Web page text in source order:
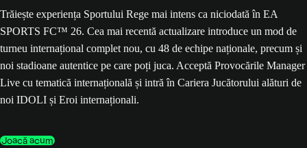
Trăiește experiența Sportului Rege mai intens ca niciodată în EA
SPORTS FC™ 26. Cea mai recentă actualizare introduce un mod de
turneu internațional complet nou, cu 48 de echipe naționale, precum și
noi stadioane autentice pe care poți juca. Acceptă Provocările Manager
Live cu tematică internațională și intră în Cariera Jucătorului alături de
noi IDOLI și Eroi internaționali.
Joacă acum